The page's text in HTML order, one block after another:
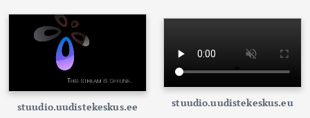
stuudio.uudistekeskus.ee stuudio.uudistekeskus.eu